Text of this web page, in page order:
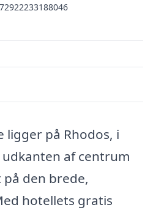
ligger på Rhodos, i
af centrum
den brede,
hotellets gratis